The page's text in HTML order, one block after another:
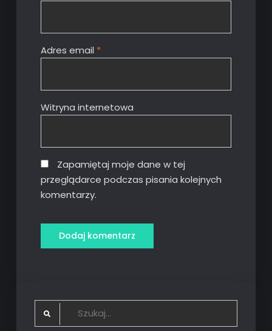
Adres email *
Witryna internetowa
Zapamiętaj moje dane w tej
przeglądarce podczas pisania kolejnych
komentarzy.
Search